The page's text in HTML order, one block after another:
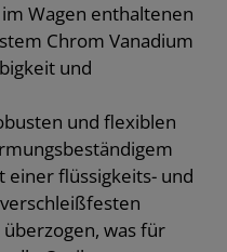
Wagen enthaltenen
Chrom Vanadium
und
und flexiblen
einer flüssigkeits- und
was für